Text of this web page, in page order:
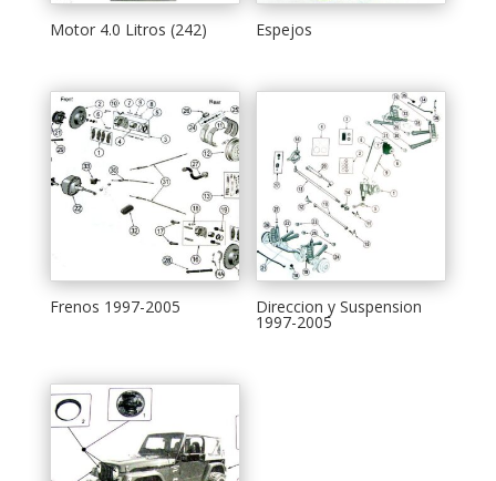
Motor 4.0 Litros (242) Espejos
Frenos 1997-2005 Direccion y Suspension
1997-2005